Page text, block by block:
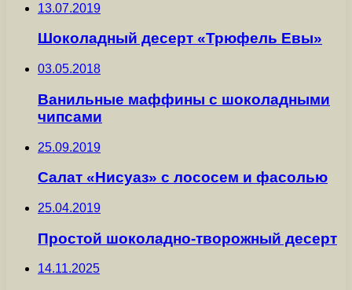
13.07.2019
Шоколадный десерт «Трюфель Евы»
03.05.2018
Ванильные маффины с шоколадными
чипсами
25.09.2019
Салат «Нисуаз» с лососем и фасолью
25.04.2019
Простой шоколадно-творожный десерт
14.11.2025